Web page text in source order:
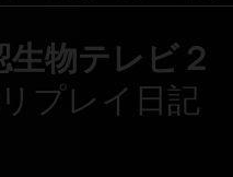
生物テレビ２
プレイ日記